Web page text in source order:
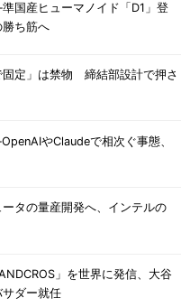
国産ヒューマノイド「D1」登
ち筋へ
固定」は禁物 締結部設計で押さ
やClaudeで相次ぐ事態、
タの量産開発へ、インテルの
」を世界に発信、大谷
ダー就任